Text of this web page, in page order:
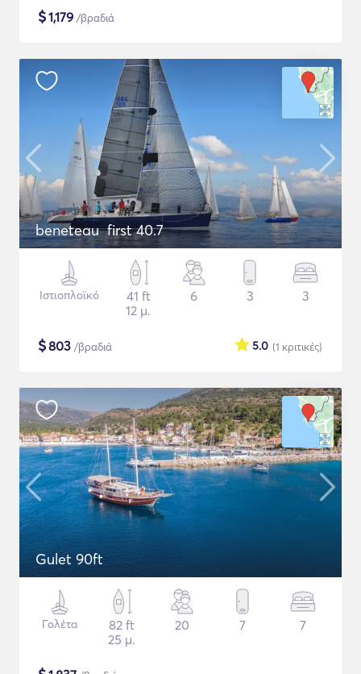
$1,179 /βραδιά
beneteau first 40.7
Ιστιοπλοϊκό
41 ft
12 μ.
6 3 3
$803 /βραδιά (1 κριτικές)
5.0
Gulet 90ft
Γολέτα
82 ft
25 μ.
20 7 7